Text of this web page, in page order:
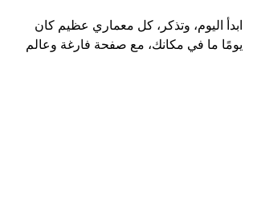
ابدأ اليوم، وتذكر، كل معماري عظيم كان
يومًا ما في مكانك، مع صفحة فارغة وعالم